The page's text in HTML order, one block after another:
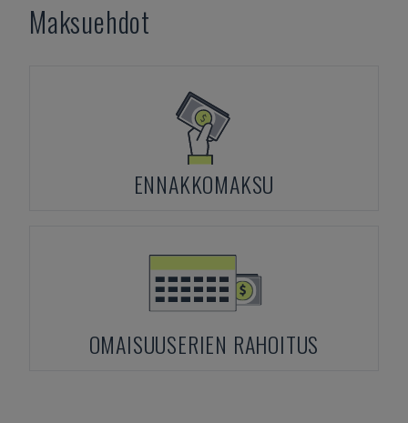
Maksuehdot
ENNAKKOMAKSU
OMAISUUSERIEN RAHOITUS